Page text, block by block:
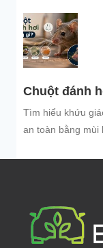
Chuột đánh
Tìm hiểu khứu
an toàn bằng mùi